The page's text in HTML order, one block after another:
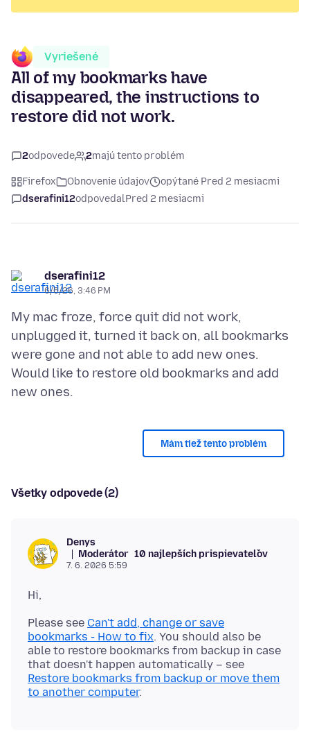
Vyriešené
All of my bookmarks have
disappeared, the instructions to
restore did not work.
2odpovede 2majú tento problém
Firefox Obnovenie údajov
opýtané Pred 2 mesiacmi
dserafini12odpovedalPred 2 mesiacmi
dserafini12
6/6/26, 3:46 PM
My mac froze, force quit did not work,
unplugged it, turned it back on, all bookmarks
were gone and not able to add new ones.
Would like to restore old bookmarks and add
Mám tiež tento problém
Všetky odpovede (2)
Denys
Moderátor 10 najlepších prispievateľov
7. 6. 2026 5:59
Please see Can't add, change or save
bookmarks - How to fix. You should also be
able to restore bookmarks from backup in case
that doesn't happen automatically – see
Restore bookmarks from backup or move them
to another computer